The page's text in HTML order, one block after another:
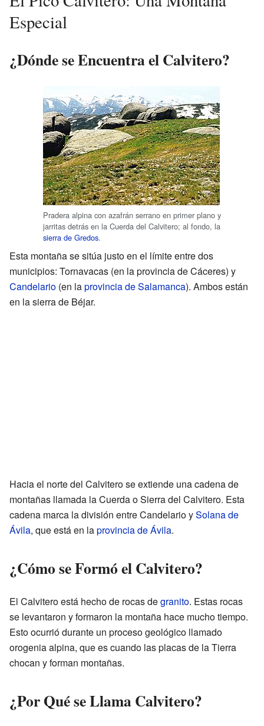
Especial
¿Dónde se Encuentra el Calvitero?
Pradera alpina con azafrán serrano en primer plano y
jarritas detrás en la Cuerda del Calvitero; al fondo, la
sierra de Gredos.
Esta montaña se sitúa justo en el límite entre dos
municipios: Tornavacas (en la provincia de Cáceres) y
Candelario (en laprovincia de Salamanca). Ambos están
en la sierra de Béjar.
Hacia el norte del Calvitero se extiende una cadena de
montañas llamada la Cuerda o Sierra del Calvitero. Esta
cadena marca la división entre Candelario ySolana de
Ávila, que está en laprovincia de Ávila.
¿Cómo se Formó el Calvitero?
El Calvitero está hecho de rocas degranito. Estas rocas
se levantaron y formaron la montaña hace mucho tiempo.
Esto ocurrió durante un proceso geológico llamado
orogenia alpina, que es cuando las placas de la Tierra
chocan y forman montañas.
¿Por Qué se Llama Calvitero?